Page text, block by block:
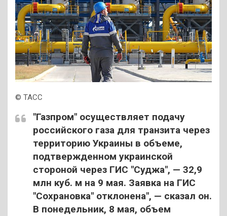
© ТАСС
"Газпром" осуществляет подачу
российского газа для транзита через
территорию Украины в объеме,
подтвержденном украинской
стороной через ГИС "Суджа", — 32,9
млн куб. м на 9 мая. Заявка на ГИС
"Сохрановка" отклонена", — сказал он.
В понедельник, 8 мая, объем